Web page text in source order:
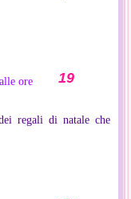
ore
regali di natale che